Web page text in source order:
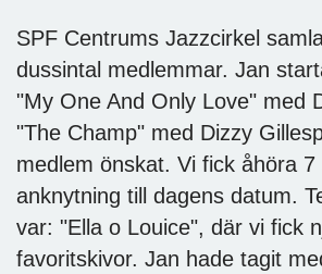
SPF Centrums Jazzcirkel
dussintal medlemmar. Jan
"My One And Only Love" med
"The Champ" med Dizzy
medlem önskat. Vi fick åhöra 7
anknytning till dagens datum.
var: "Ella o Louice", där vi fick
favoritskivor. Jan hade tagit